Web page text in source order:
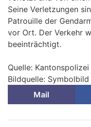
Seine Verletzungen
Patrouille der
vor Ort. Der Verkehr
beeinträchtigt.
Quelle: Kantonspolizei
Bildquelle:
Mail